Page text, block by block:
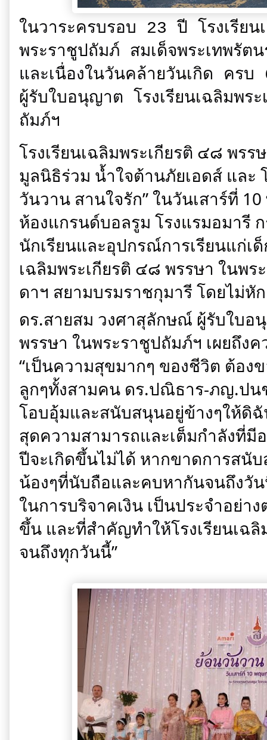
ในวาระครบรอบ 23 ปี โรงเรีย
พระราชูปถัมภ์ สมเด็จพระเทพรัต
และเนื่องในวันคล้ายวันเกิด ค
ผู้รับใบอนุญาต โรงเรียนเฉลิมพ
ถัมภ์ฯ
โรงเรียนเฉลิมพระเกียรติ ๔๘ พร
มูลนิธิร่วม น้ำใจต้านภัยเอดส์ และ
วันวาน สานใจรัก” ในวันเสาร์ที่
ห้องแกรนด์บอลรูม โรงแรมอมารี
นักเรียนและอุปกรณ์การเรียนแก่เ
เฉลิมพระเกียรติ ๔๘ พรรษา ในพ
ดาฯ สยามบรมราชกุมารี โดยไม่หั
ดร.สายสม วงศาสุลักษณ์ ผู้รับใบอ
พรรษา ในพระราชูปถัมภ์ฯ เผยถึง
“เป็นความสุขมากๆ ของชีวิต ต้อ
ลูกๆทั้งสามคน ดร.ปณิธาร-ภญ.ปน
โอบอุ้มและสนับสนุนอยู่ข้างๆให้ดิ
สุดความสามารถและเต็มกำลังที่มี
ปีจะเกิดขึ้นไม่ได้ หากขาดการสนั
น้องๆที่นับถือและคบหากันจนถึงวั
ในการบริจาคเงิน เป็นประจำอย่า
ขึ้น และที่สำคัญทำให้โรงเรียนเฉ
จนถึงทุกวันนี้”